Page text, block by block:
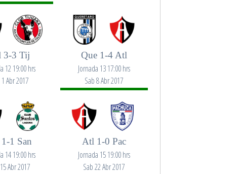
3-3 Tij
12 19:00 hrs
Abr 2017
Que 1-4 Atl
Jornada 13 17:00 hrs
Sab 8 Abr 2017
1 San
14 19:00 hrs
Abr 2017
Atl 1-0 Pac
Jornada 15 19:00 hrs
Sab 22 Abr 2017